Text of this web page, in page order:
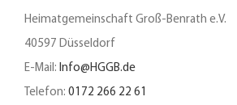
Heimatgemeinschaft Groß-Benrath e.V.
40597 Düsseldorf
E-Mail: Info@HGGB.de
Telefon: 0172 266 22 61